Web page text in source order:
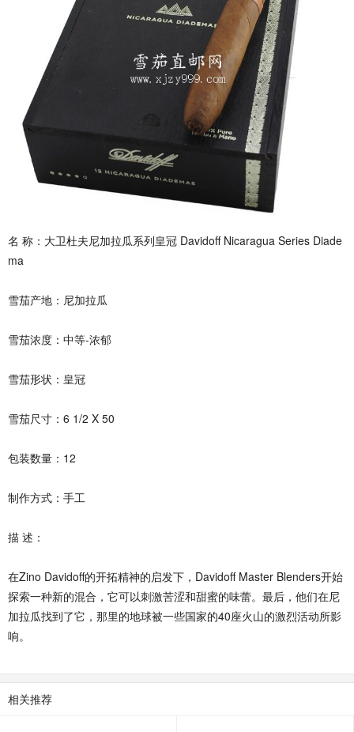
名 称：大卫杜夫尼加拉瓜系列皇冠 Davidoff Nicaragua Series Diade
ma
雪茄产地：尼加拉瓜
雪茄浓度：中等-浓郁
雪茄形状：皇冠
雪茄尺寸：6 1/2 X 50
包装数量：12
制作方式：手工
描 述：
在Zino Davidoff的开拓精神的启发下，Davidoff Master Blenders开始
探索一种新的混合，它可以刺激苦涩和甜蜜的味蕾。最后，他们在尼
加拉瓜找到了它，那里的地球被一些国家的40座火山的激烈活动所影
响。
相关推荐